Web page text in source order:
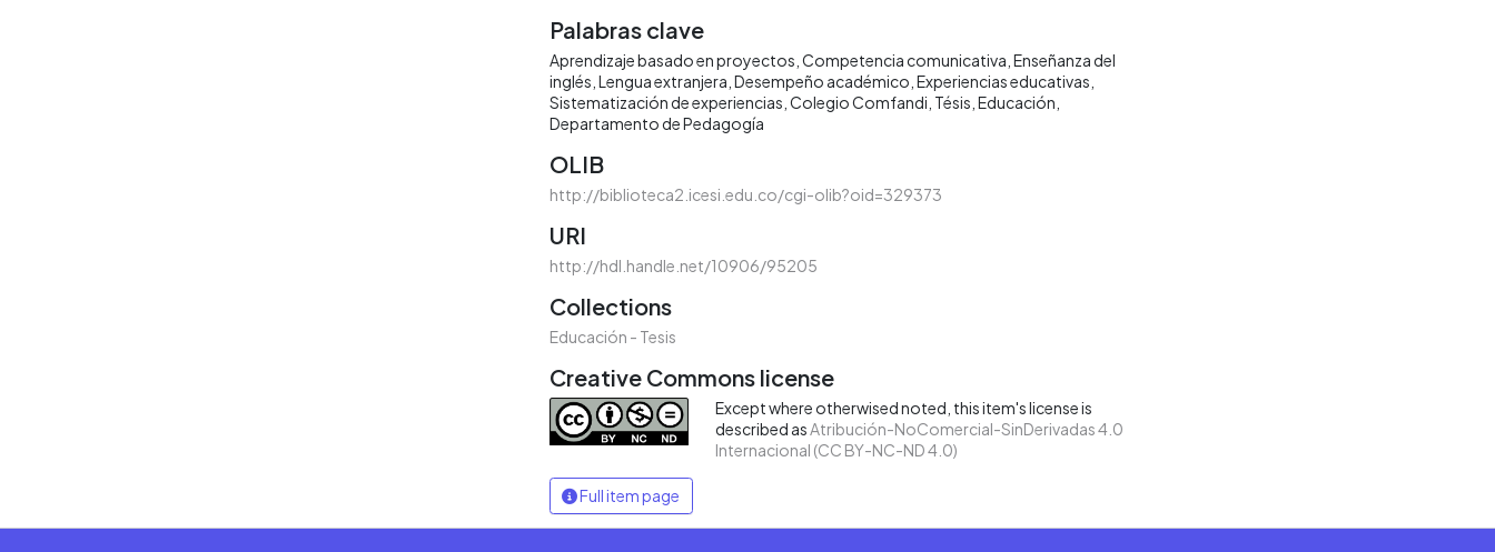
Palabras clave
Aprendizaje basado en proyectos Competencia comunicativa Enseñanza del
inglés Lengua extranjera Desempeño académico Experiencias educativas
Sistematización de experiencias Colegio Comfandi Tésis Educación
Departamento de Pedagogía
OLIB
http://biblioteca2.icesi.edu.co/cgi-olib?oid=329373
URI
http://hdl.handle.net/10906/95205
Collections
Educación - Tesis
Creative Commons license
Except where otherwised noted, this item's license is
described as Atribución-NoComercial-SinDerivadas 4.0
Internacional (CC BY-NC-ND 4.0)
Full item page